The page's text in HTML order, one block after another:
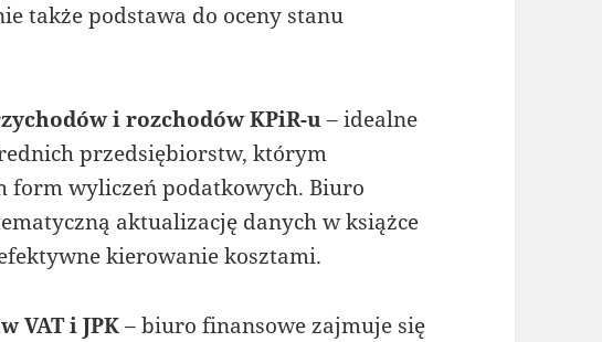
także podstawa do oceny stanu
i rozchodów KPiR-u– idealne
przedsiębiorstw, którym
form wyliczeń podatkowych. Biuro
aktualizację danych w książce
kierowanie kosztami.
VAT i JPK– biuro finansowe zajmuje się